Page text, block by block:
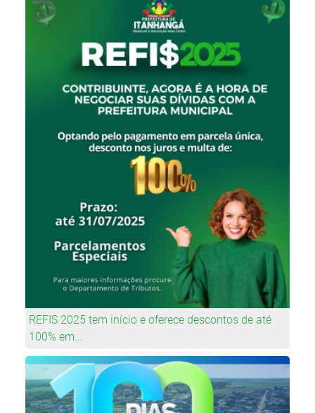
REFIS 2025 tem início e oferece descontos de até
100% em...